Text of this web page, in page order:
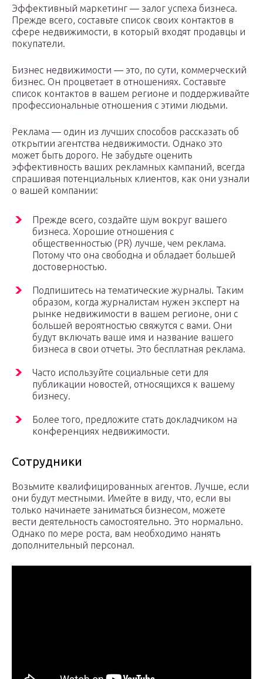
Эффективный маркетинг — залог успеха бизнеса.
Прежде всего, составьте список своих контактов в
сфере недвижимости, в который входят продавцы и
покупатели.
Бизнес недвижимости — это, по сути, коммерческий
бизнес. Он процветает в отношениях. Составьте
список контактов в вашем регионе и поддерживайте
профессиональные отношения с этими людьми.
Реклама — один из лучших способов рассказать об
открытии агентства недвижимости. Однако это
может быть дорого. Не забудьте оценить
эффективность ваших рекламных кампаний, всегда
спрашивая потенциальных клиентов, как они узнали
о вашей компании:
Прежде всего, создайте шум вокруг вашего
бизнеса. Хорошие отношения с
общественностью (PR) лучше, чем реклама.
Потому что она свободна и обладает большей
достоверностью.
Подпишитесь на тематические журналы. Таким
образом, когда журналистам нужен эксперт на
рынке недвижимости в вашем регионе, они с
большей вероятностью свяжутся с вами. Они
будут включать ваше имя и название вашего
бизнеса в свои отчеты. Это бесплатная реклама.
Часто используйте социальные сети для
публикации новостей, относящихся к вашему
бизнесу.
Более того, предложите стать докладчиком на
конференциях недвижимости.
Сотрудники
Возьмите квалифицированных агентов. Лучше, если
они будут местными. Имейте в виду, что, если вы
только начинаете заниматься бизнесом, можете
вести деятельность самостоятельно. Это нормально.
Однако по мере роста, вам необходимо нанять
дополнительный персонал.